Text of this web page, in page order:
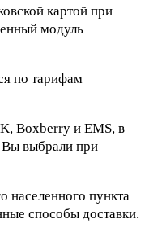
картой при
модуль
по тарифам
Boxberry и EMS, в
Вы выбрали при
населенного пункта
способы доставки.